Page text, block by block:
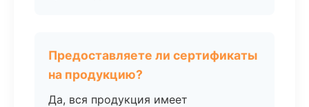
Предоставляете ли сертификаты
на продукцию?
Да, вся продукция имеет